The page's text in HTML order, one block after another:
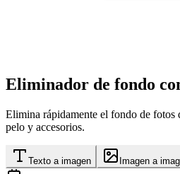
Eliminador de fondo
Elimina rápidamente el fondo de fotos
pelo y accesorios.
Texto a imagen Imagen a